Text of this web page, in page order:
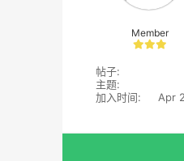
Member
帖子:
主题:
加入时间:
Apr